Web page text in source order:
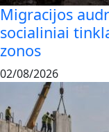
Migracijos
socialiniai
zonos
02/08/2026